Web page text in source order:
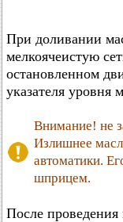
При доливании
мелкоячеистую
остановленном
указателя уровня
Внимание! не
Излишнее
автоматики.
шприцем.
После проведения